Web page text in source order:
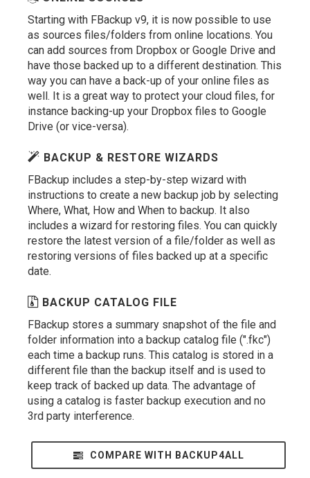
Starting with FBackup v9, it is now possible to use
as sources files/folders from online locations. You
can add sources from Dropbox or Google Drive and
have those backed up to a different destination. This
way you can have a back-up of your online files as
well. It is a great way to protect your cloud files, for
instance backing-up your Dropbox files to Google
Drive (or vice-versa).
BACKUP & RESTORE WIZARDS
FBackup includes a step-by-step wizard with
instructions to create a new backup job by selecting
Where, What, How and When to backup. It also
includes a wizard for restoring files. You can quickly
restore the latest version of a file/folder as well as
restoring versions of files backed up at a specific
date.
BACKUP CATALOG FILE
FBackup stores a summary snapshot of the file and
folder information into a backup catalog file (".fkc")
each time a backup runs. This catalog is stored in a
different file than the backup itself and is used to
keep track of backed up data. The advantage of
using a catalog is faster backup execution and no
3rd party interference.
COMPARE WITH BACKUP4ALL